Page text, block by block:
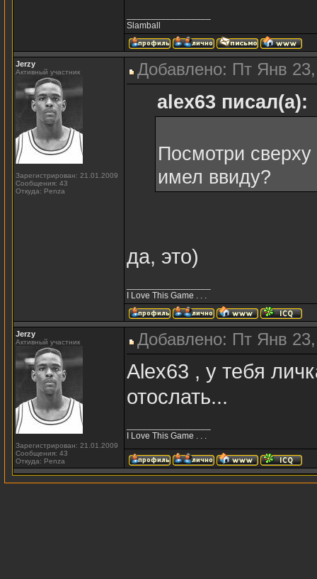
Slamball
Jerzy
Активный участник
Зарегистрирован: 21.01.2009
Сообщения: 43
Откуда: Penza
Добавлено: Пт Янв
alex63 писал(а):
Посмотри
имел ввиду?
да, это)
I Love This Game . . .
Jerzy
Активный участник
Зарегистрирован: 21.01.2009
Сообщения: 43
Откуда: Penza
Добавлено: Пт Янв
Alex63 , у тебя
отослать...
I Love This Game . . .